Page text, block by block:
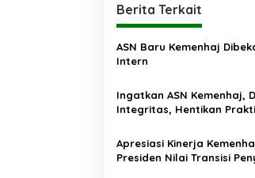
g
a
i
p
s
Berita Terkait
ASN Baru Kemenhaj
Intern
Ingatkan ASN Kemenhaj,
Integritas, Hentikan
Apresiasi Kinerja
Presiden Nilai Transisi